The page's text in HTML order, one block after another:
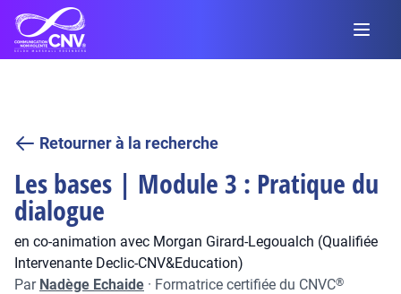
Retourner à la recherche
Les bases | Module 3 : Pratique du
dialogue
en co-animation avec Morgan Girard-Legoualch (Qualifiée
Intervenante Declic-CNV&Education)
Par Nadège Echaide · Formatrice certifiée du CNVC®